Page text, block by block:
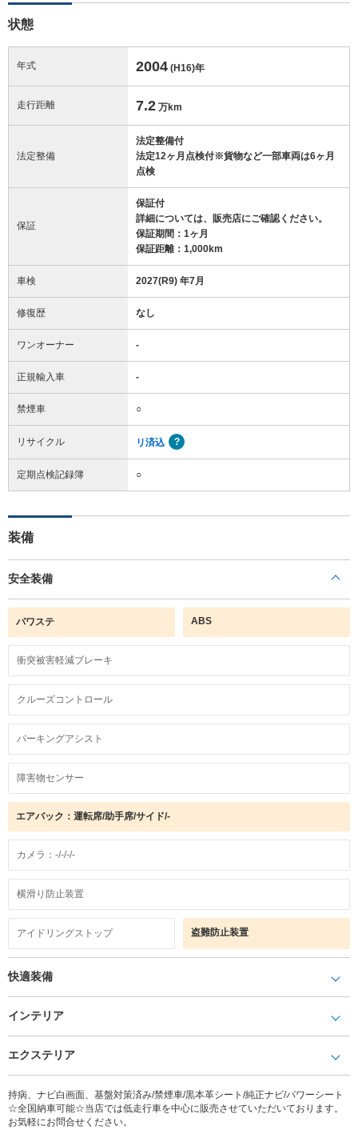
状態
年式 2004 (H16)年
走行距離 7.2 万km
法定整備
法定整備付
法定12ヶ月点検付※貨物など一部車両は6ヶ月
点検
保証
保証付
詳細については、販売店にご確認ください。
保証期間：1ヶ月
保証距離：1,000km
車検 2027(R9) 年7月
修復歴 なし
ワンオーナー -
正規輸入車 -
禁煙車 ○
リサイクル リ済込
定期点検記録簿 ○
装備
安全装備
パワステ ABS
衝突被害軽減ブレーキ
クルーズコントロール
パーキングアシスト
障害物センサー
エアバック：運転席/助手席/サイド/-
カメラ：-/-/-/-
横滑り防止装置
アイドリングストップ 盗難防止装置
快適装備
インテリア
エクステリア
持病、ナビ白画面、基盤対策済み/禁煙車/黒本革シート/純正ナビ/パワーシート
☆全国納車可能☆当店では低走行車を中心に販売させていただいております。
お気軽にお問合せください。